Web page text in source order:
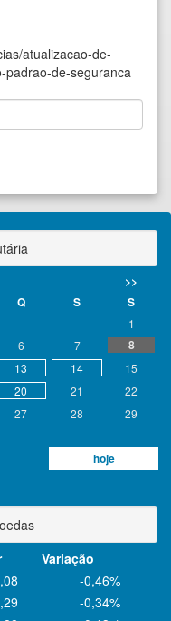
atualizacao-de-
padrao-de-seguranca
>>
Q S S
hoje
1
6 7 8
13 14
15
20 21
22
27 28
29
Variação
-0,46%
-0,34%